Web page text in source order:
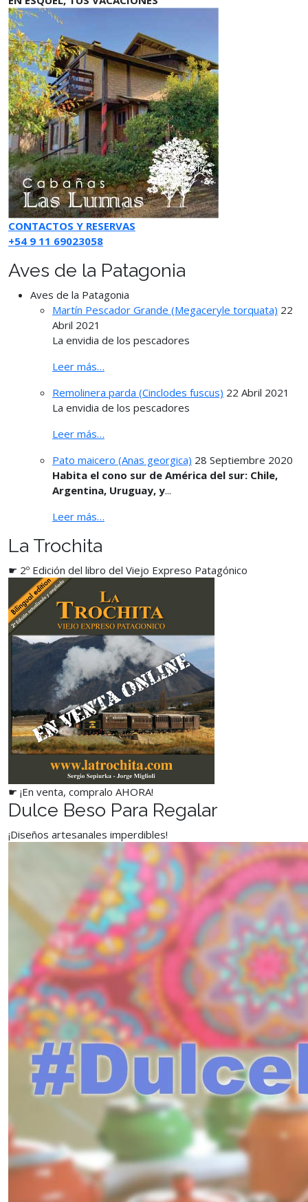
CONTACTOS Y RESERVAS
+54 9 11 69023058
Aves de la Patagonia
Aves de la Patagonia
Martín Pescador Grande (Megaceryle torquata) 22
Abril 2021
La envidia de los pescadores
Leer más…
Remolinera parda (Cinclodes fuscus) 22 Abril 2021
La envidia de los pescadores
Leer más…
Pato maicero (Anas georgica) 28 Septiembre 2020
Habita el cono sur de América del sur: Chile,
Argentina, Uruguay, y...
Leer más…
La Trochita
☛ 2º Edición del libro del Viejo Expreso Patagónico
☛ ¡En venta, compralo AHORA!
Dulce Beso Para Regalar
¡Diseños artesanales imperdibles!